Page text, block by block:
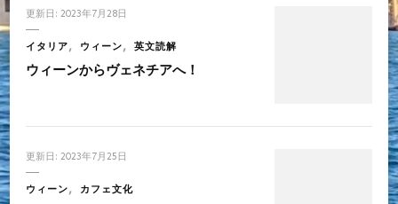
更新日: 2023年7月28日
イタリア ウィーン 英文読解
ウィーンからヴェネチアへ！
更新日: 2023年7月25日
ウィーン カフェ文化